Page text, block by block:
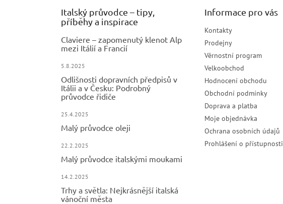
Italský průvodce – tipy,
příběhy a inspirace
Claviere – zapomenutý klenot Alp
mezi Itálií a Francií
5.8.2025
Odlišnosti dopravních předpisů v
Itálii a v Česku: Podrobný
průvodce řidiče
25.4.2025
Malý průvodce oleji
22.2.2025
Malý průvodce italskými moukami
14.2.2025
Trhy a světla: Nejkrásnější italská
vánoční města
Informace pro vás
Kontakty
Prodejny
Věrnostní program
Velkoobchod
Hodnocení obchodu
Obchodní podmínky
Doprava a platba
Moje objednávka
Ochrana osobních údajů
Prohlášení o přístupnosti